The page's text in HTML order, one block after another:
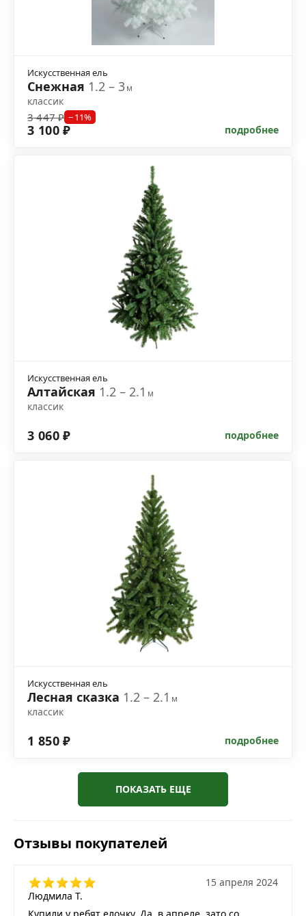
Искусственная ель
Снежная 1.2 – 3м
классик
3 447 ₽ −11%
3 100 ₽ подробнее
Искусственная ель
Алтайская 1.2 – 2.1м
классик
3 060 ₽ подробнее
Искусственная ель
Лесная сказка 1.2 – 2.1м
классик
1 850 ₽ подробнее
ПОКАЗАТЬ ЕЩЕ
Отзывы покупателей
Людмила Т.
15 апреля 2024